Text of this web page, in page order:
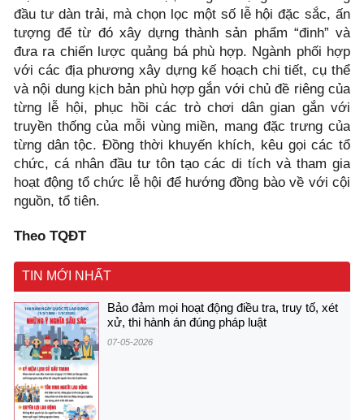
đầu tư dàn trải, mà chọn lọc một số lễ hội đặc sắc, ấn
tượng để từ đó xây dựng thành sản phẩm “đinh” và
đưa ra chiến lược quảng bá phù hợp. Ngành phối hợp
với các địa phương xây dựng kế hoạch chi tiết, cụ thể
và nội dung kịch bản phù hợp gắn với chủ đề riêng của
từng lễ hội, phục hồi các trò chơi dân gian gắn với
truyền thống của mỗi vùng miền, mang đặc trưng của
từng dân tộc. Đồng thời khuyến khích, kêu gọi các tổ
chức, cá nhân đầu tư tôn tạo các di tích và tham gia
hoạt động tổ chức lễ hội để hướng đồng bào về với cội
nguồn, tổ tiên.
Theo TQĐT
TIN MỚI NHẤT
Bảo đảm mọi hoạt động điều tra, truy tố, xét
xử, thi hành án đúng pháp luật
07-05-2026